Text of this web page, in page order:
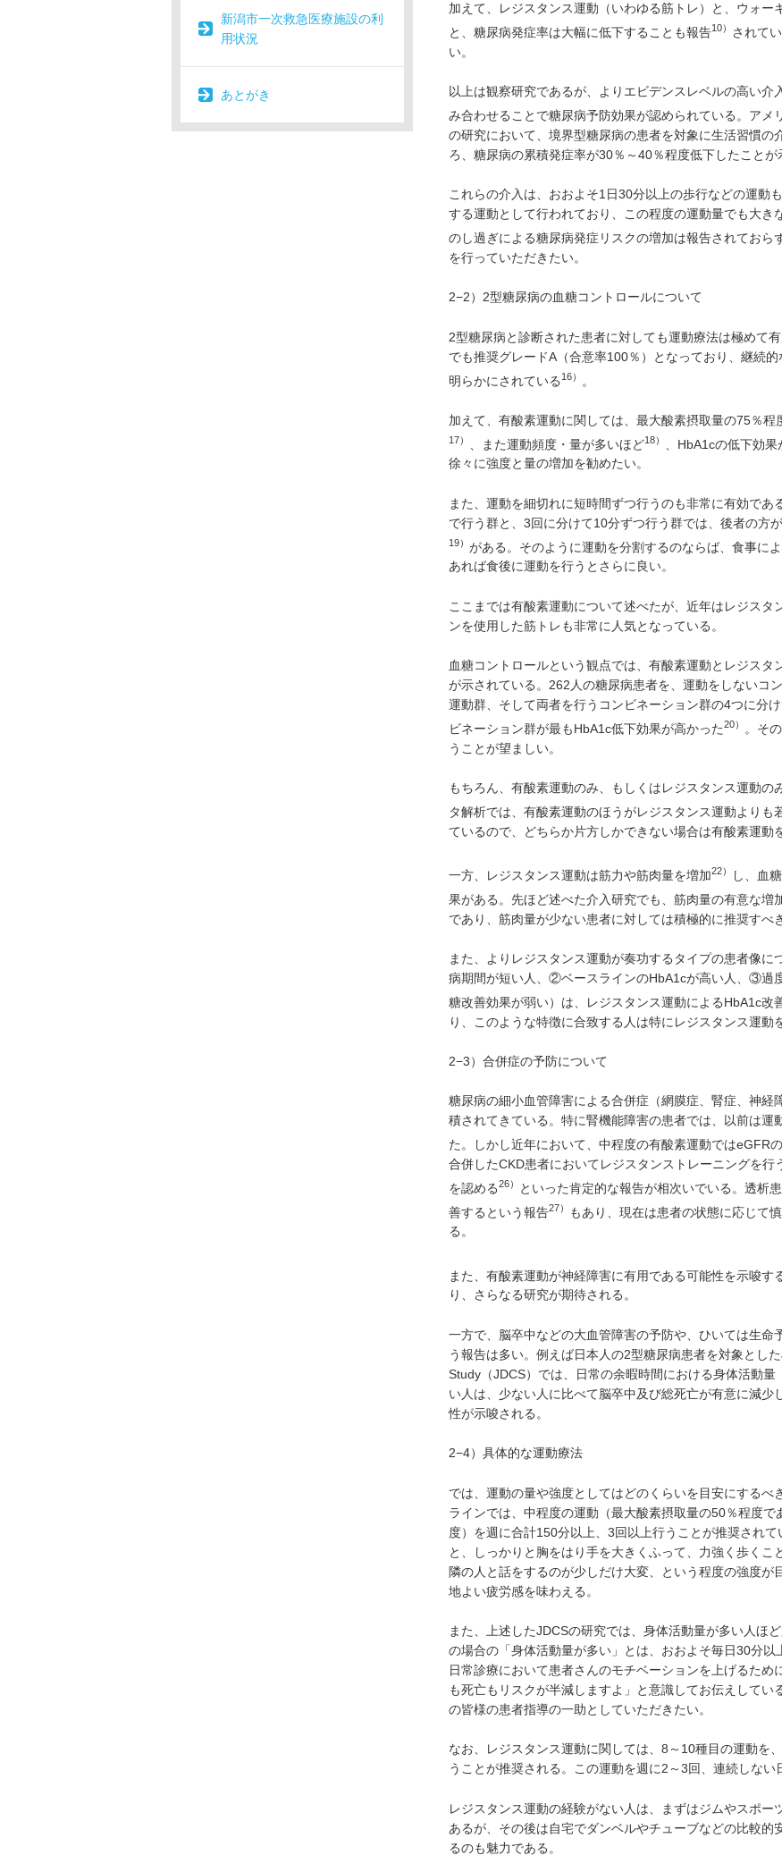
加えて、レジスタンス運動（いわゆる筋トレ）と、ウォー
と、糖尿病発症率は大幅に低下することも報告10） されて
い。
以上は観察研究であるが、よりエビデンスレベルの高い介
み合わせることで糖尿病予防効果が認められている。アメ
の研究において、境界型糖尿病の患者を対象に生活習慣の
ろ、糖尿病の累積発症率が30％～40％程度低下したことが
これらの介入は、おおよそ1日30分以上の歩行などの運動
する運動として行われており、この程度の運動量でも大き
のし過ぎによる糖尿病発症リスクの増加は報告されておら
を行っていただきたい。
2−2）2型糖尿病の血糖コントロールについて
2型糖尿病と診断された患者に対しても運動療法は極めて
でも推奨グレードA（合意率100％）となっており、継続
明らかにされている 16） 。
加えて、有酸素運動に関しては、最大酸素摂取量の75％
17） 、また運動頻度・量が多いほど18）
、HbA1cの低下効
徐々に強度と量の増加を勧めたい。
また、運動を細切れに短時間ずつ行うのも非常に有効で
で行う群と、3回に分けて10分ずつ行う群では、後者の方
19） がある。そのように運動を分割するのならば、食事に
あれば食後に運動を行うとさらに良い。
ここまでは有酸素運動について述べたが、近年はレジス
ンを使用した筋トレも非常に人気となっている。
血糖コントロールという観点では、有酸素運動とレジスタ
が示されている。262人の糖尿病患者を、運動をしないコ
運動群、そして両者を行うコンビネーション群の4つに分
ビネーション群が最もHbA1c低下効果が高かった20）
。そ
うことが望ましい。
もちろん、有酸素運動のみ、もしくはレジスタンス運動の
タ解析では、有酸素運動のほうがレジスタンス運動よりも
ているので、どちらか片方しかできない場合は有酸素運動
一方、レジスタンス運動は筋力や筋肉量を増加22）
し、血
果がある。先ほど述べた介入研究でも、筋肉量の有意な増
であり、筋肉量が少ない患者に対しては積極的に推奨すべ
また、よりレジスタンス運動が奏功するタイプの患者像
病期間が短い人、②ベースラインのHbA1cが高い人、③過
糖改善効果が弱い）は、レジスタンス運動によるHbA1c改
り、このような特徴に合致する人は特にレジスタンス運動
2−3）合併症の予防について
糖尿病の細小血管障害による合併症（網膜症、腎症、神
積されてきている。特に腎機能障害の患者では、以前は運
た。しかし近年において、中程度の有酸素運動ではeGFR
合併したCKD患者においてレジスタンストレーニングを
を認める26）
といった肯定的な報告が相次いでいる。透析
善するという報告27）
もあり、現在は患者の状態に応じて
る。
また、有酸素運動が神経障害に有用である可能性を示唆す
り、さらなる研究が期待される。
一方で、脳卒中などの大血管障害の予防や、ひいては生
う報告は多い。例えば日本人の2型糖尿病患者を対象とし
Study（JDCS）では、日常の余暇時間における身体活動
い人は、少ない人に比べて脳卒中及び総死亡が有意に減
性が示唆される。
2−4）具体的な運動療法
では、運動の量や強度としてはどのくらいを目安にするべ
ラインでは、中程度の運動（最大酸素摂取量の50％程度
度）を週に合計150分以上、3回以上行うことが推奨され
と、しっかりと胸をはり手を大きくふって、力強く歩くこ
隣の人と話をするのが少しだけ大変、という程度の強度
地よい疲労感を味わえる。
また、上述したJDCSの研究では、身体活動量が多い人ほ
の場合の「身体活動量が多い」とは、おおよそ毎日30分以
日常診療において患者さんのモチベーションを上げるた
も死亡もリスクが半減しますよ」と意識してお伝えして
の皆様の患者指導の一助としていただきたい。
なお、レジスタンス運動に関しては、8～10種目の運動を
うことが推奨される。この運動を週に2～3回、連続しない
レジスタンス運動の経験がない人は、まずはジムやスポ
あるが、その後は自宅でダンベルやチューブなどの比較的
るのも魅力である。
新潟市一次救急医療施設の利
用状況
あとがき